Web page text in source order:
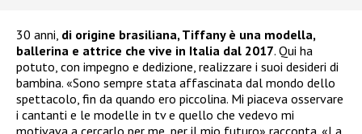
30 anni, di origine brasiliana, Tiffany è una modella,
ballerina e attrice che vive in Italia dal 2017. Qui ha
potuto, con impegno e dedizione, realizzare i suoi desideri di
bambina. «Sono sempre stata affascinata dal mondo dello
spettacolo, fin da quando ero piccolina. Mi piaceva osservare
i cantanti e le modelle in tv e quello che vedevo mi
motivava a cercarlo per me, per il mio futuro» racconta. «La